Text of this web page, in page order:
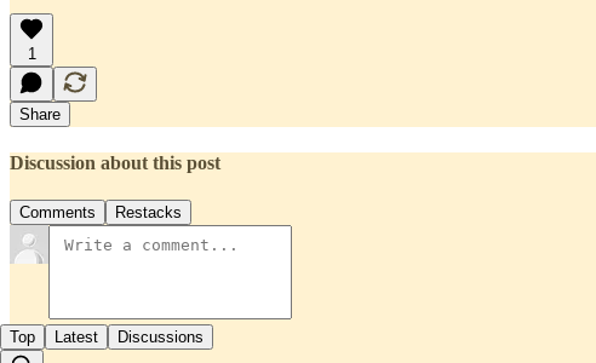
1
Share
Discussion about this post
Comments Restacks
Top Latest Discussions